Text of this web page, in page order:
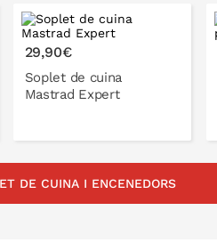
29,90€
Soplet de cuina
Mastrad Expert
A LA CISTELLA
DE CUINA I ENCENEDORS